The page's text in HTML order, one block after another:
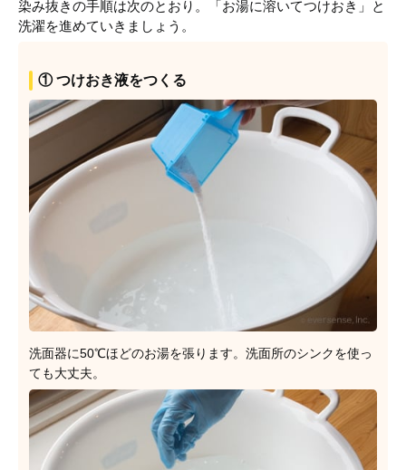
染み抜きの手順は次のとおり。「お湯に溶いてつけおき」と
洗濯を進めていきましょう。
① つけおき液をつくる
洗面器に50℃ほどのお湯を張ります。洗面所のシンクを使っ
ても大丈夫。